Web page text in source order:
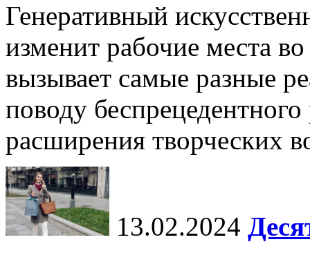
Генеративный
изменит рабочие места
вызывает самые разные
поводу
расширения творческих
13.02.2024